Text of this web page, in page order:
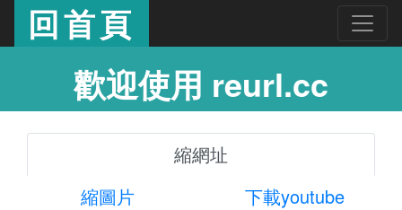
回首頁
歡迎使用 reurl.cc
縮網址
縮圖片
下載youtube